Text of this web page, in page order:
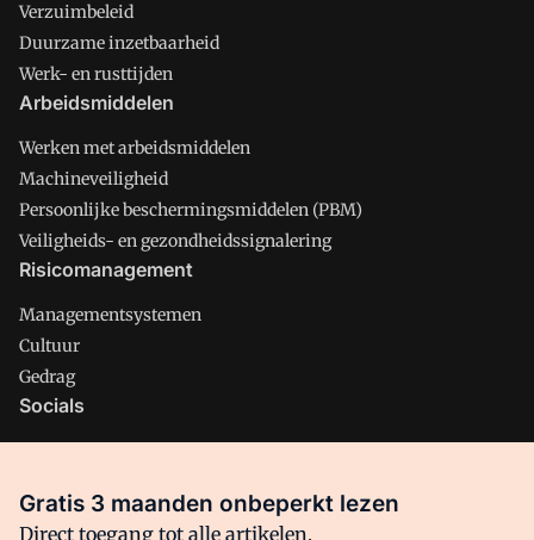
Verzuimbeleid
Duurzame inzetbaarheid
Werk- en rusttijden
Arbeidsmiddelen
Werken met arbeidsmiddelen
Machineveiligheid
Persoonlijke beschermingsmiddelen (PBM)
Veiligheids- en gezondheidssignalering
Risicomanagement
Managementsystemen
Cultuur
Gedrag
Socials
Facebook
Gratis 3 maanden onbeperkt lezen
Direct toegang tot alle artikelen,